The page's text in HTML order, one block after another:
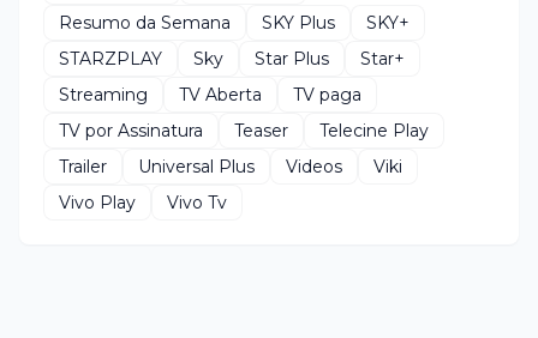
Resumo da Semana
SKY Plus
SKY+
STARZPLAY
Sky Star Plus
Star+
Streaming
TV Aberta
TV paga
TV por Assinatura
Teaser
Telecine Play
Trailer
Universal Plus Videos
Viki
Vivo Play
Vivo Tv